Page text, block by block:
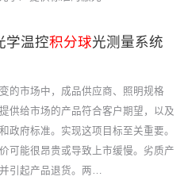
学温控积分球光测量系统
的市场中，成品供应商、照明规格
供给市场的产品符合客户期望，以及
政府标准。实现这项目标至关重要。
可能很昂贵或导致上市缓慢。劣质产
引起产品退货。两…